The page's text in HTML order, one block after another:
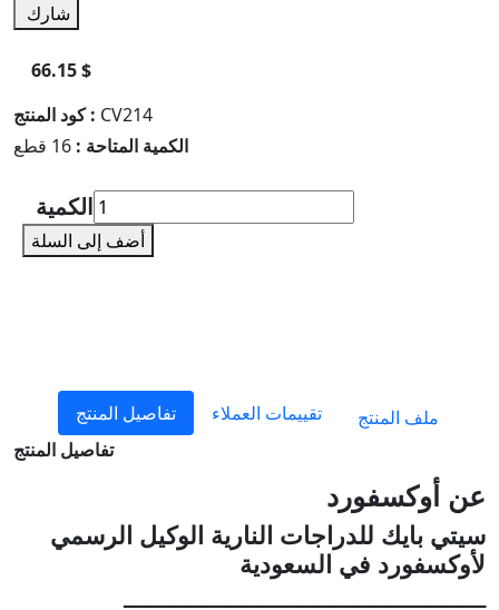
شارك
66.15 $
كود المنتج : CV214
الكمية المتاحة : 16 قطع
الكمية
أضف إلى السلة
تفاصيل المنتج تقييمات العملاء
ملف المنتج
تفاصيل المنتج
عن أوكسفورد
سيتي بايك للدراجات النارية الوكيل الرسمي
لأوكسفورد في السعودية
ـــــــــــــــــــــــــــــــــــــــــــــــــــــــــــــــــ